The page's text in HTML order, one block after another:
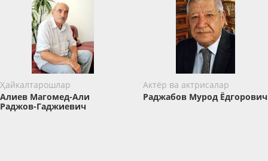
Ҳайкалтарошлар
Алиев Магомед-Али
Раджов-Гаджиевич
Актёр ва актрисалар
Раджабов Мурод Ёдгорович